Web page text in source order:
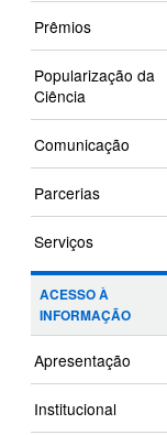
Prêmios
Popularização da
Ciência
Comunicação
Parcerias
Serviços
ACESSO À
INFORMAÇÃO
Apresentação
Institucional